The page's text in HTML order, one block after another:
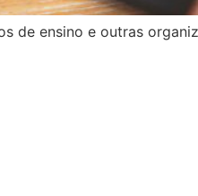
de ensino e outras